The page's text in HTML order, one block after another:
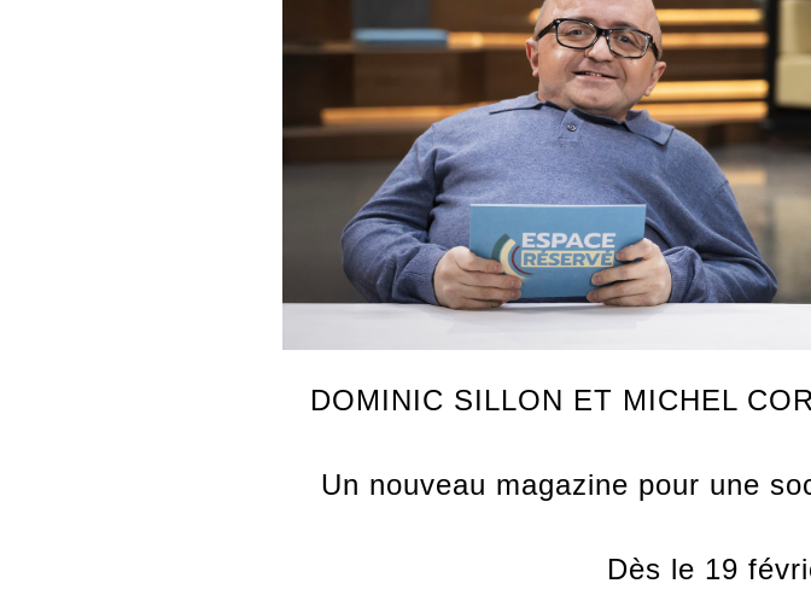
DOMINIC SILLON ET MICHEL
Un nouveau magazine pour une
Dès le 19